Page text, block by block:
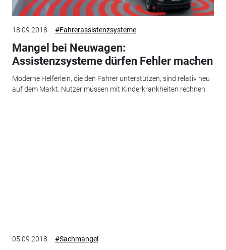
18.09.2018 #Fahrerassistenzsysteme
Mangel bei Neuwagen:
Assistenzsysteme dürfen Fehler machen
Moderne Helferlein, die den Fahrer unterstützen, sind relativ neu
auf dem Markt. Nutzer müssen mit Kinderkrankheiten rechnen.
05.09.2018 #Sachmangel